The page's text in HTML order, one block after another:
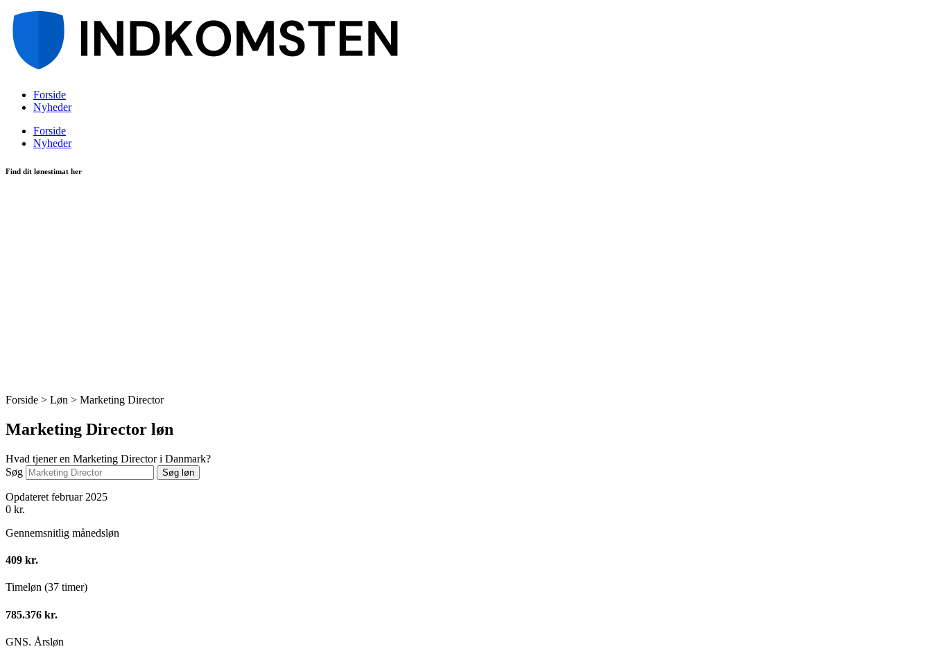
Videre
til
indhold
Forside
Nyheder
Forside
Nyheder
Find dit lønestimat her
Forside > Løn > Marketing Director
Marketing Director løn
Hvad tjener en Marketing Director i Danmark?
Søg
Søg løn
Opdateret februar 2025
0 kr.
Gennemsnitlig månedsløn
409 kr.
Timeløn (37 timer)
785.376 kr.
GNS. Årsløn